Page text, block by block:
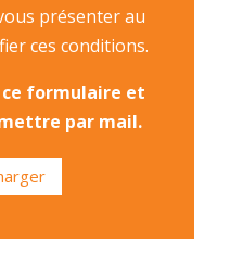
présenter au
ces conditions.
formulaire et
par mail.